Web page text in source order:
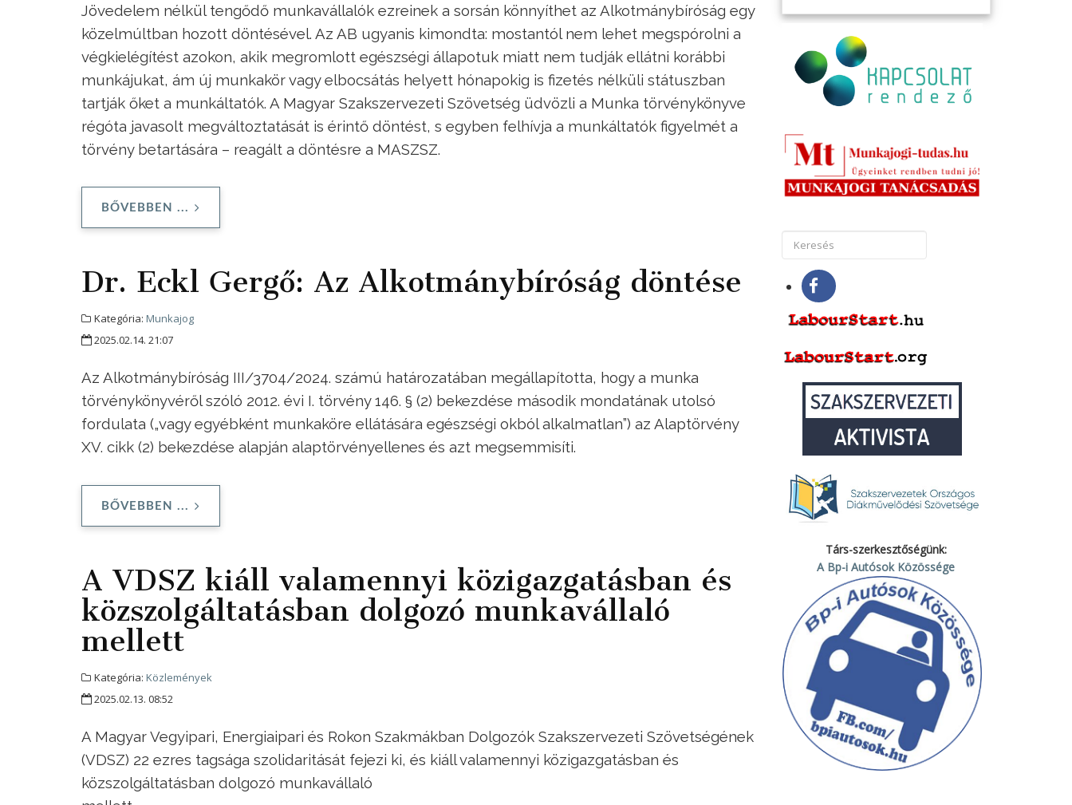
Jövedelem nélkül tengődő munkavállalók ezreinek a sorsán könnyíthet az Alkotmánybíróság egy
közelmúltban hozott döntésével. Az AB ugyanis kimondta: mostantól nem lehet megspórolni a
végkielégítést azokon, akik megromlott egészségi állapotuk miatt nem tudják ellátni korábbi
munkájukat, ám új munkakör vagy elbocsátás helyett hónapokig is fizetés nélküli státuszban
tartják őket a munkáltatók. A Magyar Szakszervezeti Szövetség üdvözli a Munka törvénykönyve
régóta javasolt megváltoztatását is érintő döntést, s egyben felhívja a munkáltatók figyelmét a
törvény betartására – reagált a döntésre a MASZSZ.
BŐVEBBEN ...
Dr. Eckl Gergő: Az Alkotmánybíróság döntése
Kategória: Munkajog
2025.02.14. 21:07
Az Alkotmánybíróság III/3704/2024. számú határozatában megállapította, hogy a munka
törvénykönyvéről szóló 2012. évi I. törvény 146. § (2) bekezdése második mondatának utolsó
fordulata („vagy egyébként munkaköre ellátására egészségi okból alkalmatlan”) az Alaptörvény
XV. cikk (2) bekezdése alapján alaptörvényellenes és azt megsemmisíti.
BŐVEBBEN ...
A VDSZ kiáll valamennyi közigazgatásban és
közszolgáltatásban dolgozó munkavállaló
mellett
Kategória: Közlemények
2025.02.13. 08:52
A Magyar Vegyipari, Energiaipari és Rokon Szakmákban Dolgozók Szakszervezeti Szövetségének
(VDSZ) 22 ezres tagsága szolidaritását fejezi ki, és kiáll valamennyi közigazgatásban és
közszolgáltatásban dolgozó munkavállaló
Társ-szerkesztőségünk:
A Bp-i Autósok Közössége